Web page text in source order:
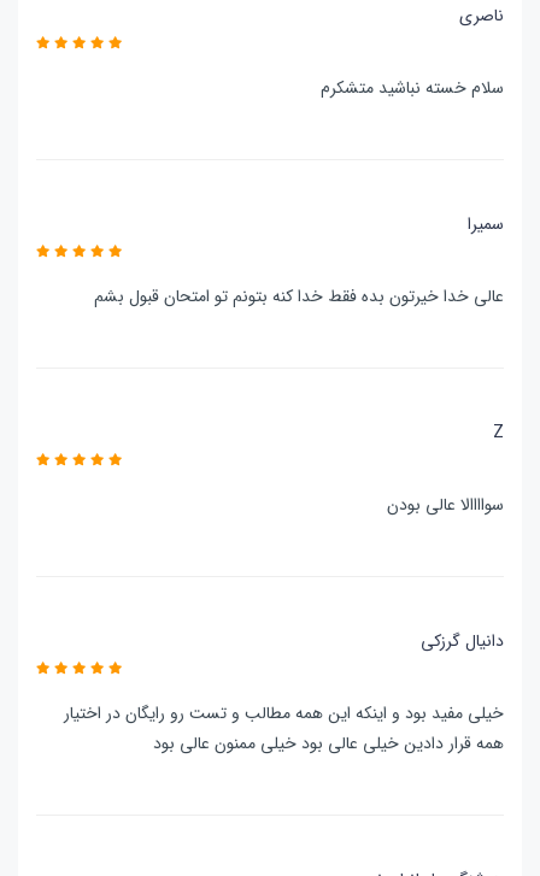
ناصری
سلام خسته نباشید متشکرم
سمیرا
عالی خدا خیرتون بده فقط خدا کنه بتونم تو امتحان قبول بشم
Z
سواااالا عالی بودن
دانیال گرزکی
خیلی مفید بود و اینکه این همه مطالب و تست رو رایگان در اختیار
همه قرار دادین خیلی عالی بود خیلی ممنون عالی بود